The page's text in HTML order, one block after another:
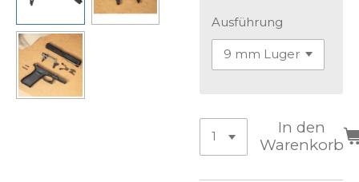
Ausführung
In den
Warenkorb